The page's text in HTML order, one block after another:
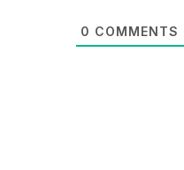
0 COMMENTS